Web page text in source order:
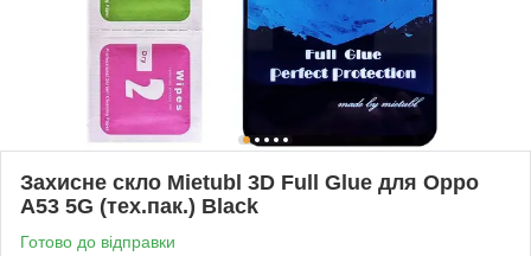
Захисне скло Mietubl 3D Full Glue для Oppo
A53 5G (тех.пак.) Black
Готово до відправки